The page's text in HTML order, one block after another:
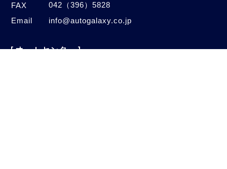
FAX
042（396）5828
Email
info@autogalaxy.co.jp
[オートセンター]